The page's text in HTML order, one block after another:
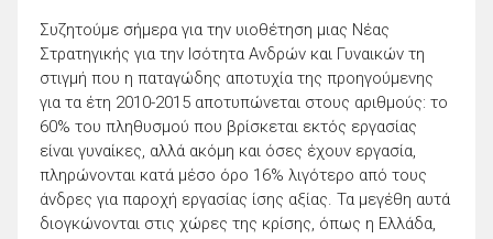
Συζητούμε σήμερα για την υιοθέτηση μιας Νέας
Στρατηγικής για την Ισότητα Ανδρών και Γυναικών τη
στιγμή που η παταγώδης αποτυχία της προηγούμενης
για τα έτη 2010-2015 αποτυπώνεται στους αριθμούς: το
60% του πληθυσμού που βρίσκεται εκτός εργασίας
είναι γυναίκες, αλλά ακόμη και όσες έχουν εργασία,
πληρώνονται κατά μέσο όρο 16% λιγότερο από τους
άνδρες για παροχή εργασίας ίσης αξίας. Τα μεγέθη αυτά
διογκώνονται στις χώρες της κρίσης, όπως η Ελλάδα,